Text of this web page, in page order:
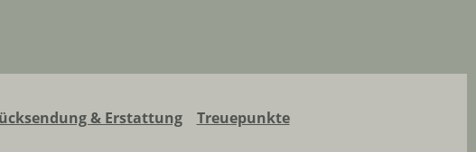
& Erstattung Treuepunkte